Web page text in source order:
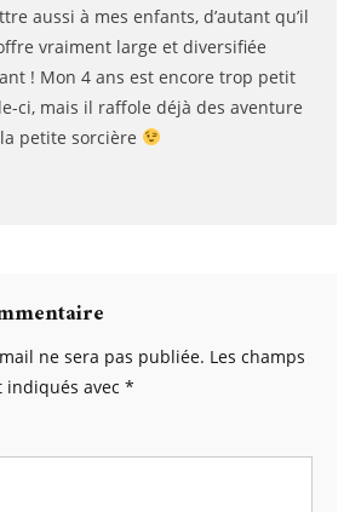
aussi à mes enfants, d’autant qu’il
vraiment large et diversifiée
! Mon 4 ans est encore trop petit
ci, mais il raffole déjà des aventure
petite sorcière
ne sera pas publiée. Les champs
avec *